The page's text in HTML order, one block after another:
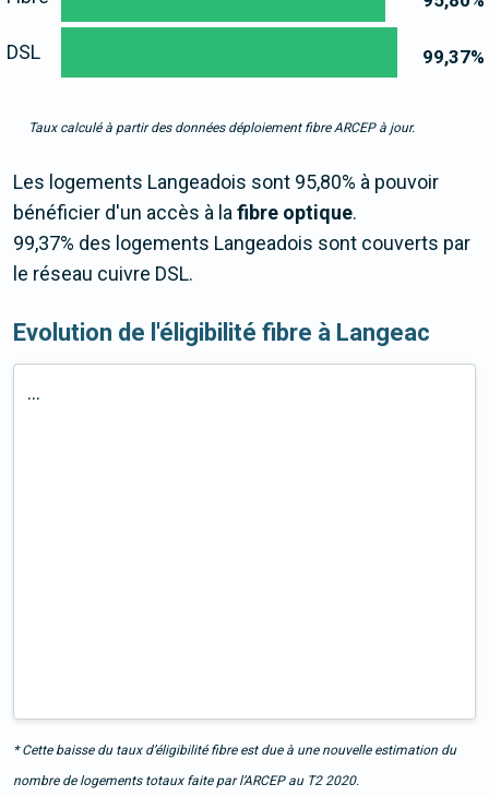
99,37%
DSL
Taux calculé à partir des données déploiement fibre ARCEP à jour.
Les logements Langeadois sont 95,80% à pouvoir
bénéficier d'un accès à lafibre optique.
99,37% des logements Langeadois sont couverts par
le réseau cuivre DSL.
Evolution de l'éligibilité fibre à Langeac
...
* Cette baisse du taux d’éligibilité fibre est due à une nouvelle estimation du
nombre de logements totaux faite par l’ARCEP au T2 2020.